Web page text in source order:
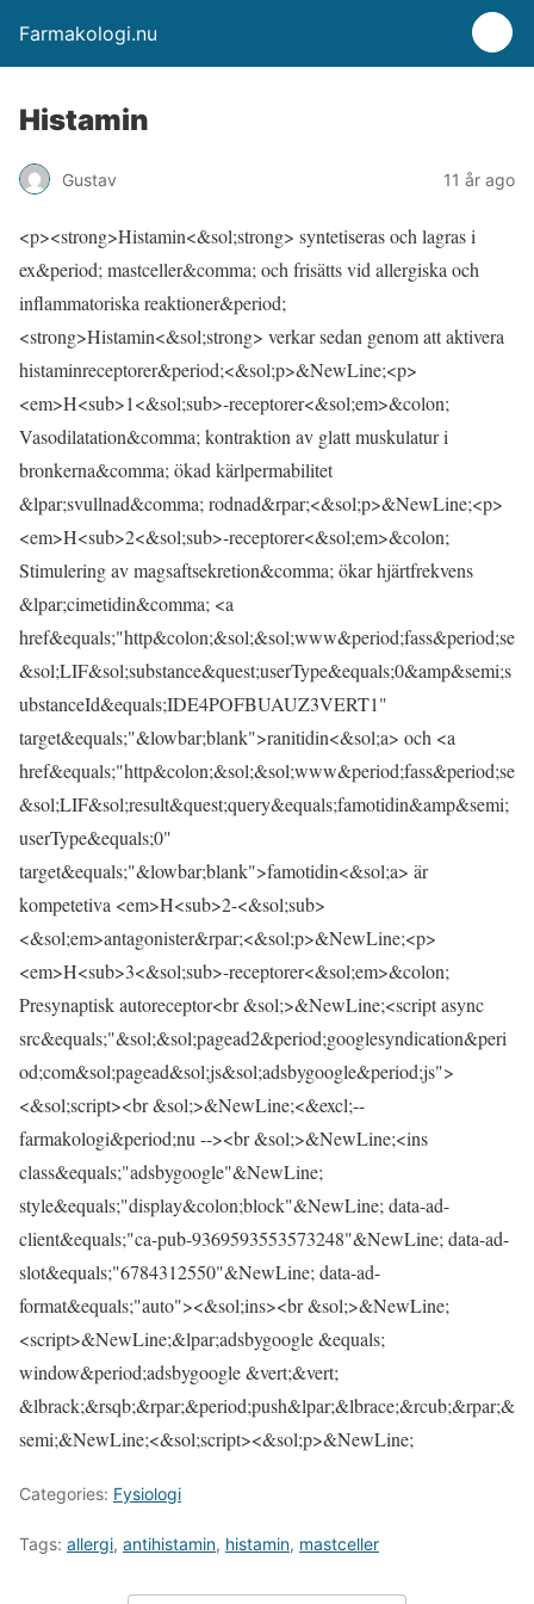
Farmakologi.nu
Histamin
Gustav 11 år ago
<p><strong>Histamin<&sol;strong> syntetiseras och lagras i
ex&period; mastceller&comma; och frisätts vid allergiska och
inflammatoriska reaktioner&period;
<strong>Histamin<&sol;strong> verkar sedan genom att aktivera
histaminreceptorer&period;<&sol;p>&NewLine;<p>
<em>H<sub>1<&sol;sub>-receptorer<&sol;em>&colon;
Vasodilatation&comma; kontraktion av glatt muskulatur i
bronkerna&comma; ökad kärlpermabilitet
&lpar;svullnad&comma; rodnad&rpar;<&sol;p>&NewLine;<p>
<em>H<sub>2<&sol;sub>-receptorer<&sol;em>&colon;
Stimulering av magsaftsekretion&comma; ökar hjärtfrekvens
&lpar;cimetidin&comma; <a
href&equals;"http&colon;&sol;&sol;www&period;fass&period;se
&sol;LIF&sol;substance&quest;userType&equals;0&amp&semi;s
ubstanceId&equals;IDE4POFBUAUZ3VERT1"
target&equals;"&lowbar;blank">ranitidin<&sol;a> och <a
href&equals;"http&colon;&sol;&sol;www&period;fass&period;se
&sol;LIF&sol;result&quest;query&equals;famotidin&amp&semi;
userType&equals;0"
target&equals;"&lowbar;blank">famotidin<&sol;a> är
kompetetiva <em>H<sub>2-<&sol;sub>
<&sol;em>antagonister&rpar;<&sol;p>&NewLine;<p>
<em>H<sub>3<&sol;sub>-receptorer<&sol;em>&colon;
Presynaptisk autoreceptor<br &sol;>&NewLine;<script async
src&equals;"&sol;&sol;pagead2&period;googlesyndication&peri
od;com&sol;pagead&sol;js&sol;adsbygoogle&period;js">
<&sol;script><br &sol;>&NewLine;<&excl;--
farmakologi&period;nu --><br &sol;>&NewLine;<ins
class&equals;"adsbygoogle"&NewLine;
style&equals;"display&colon;block"&NewLine; data-ad-
client&equals;"ca-pub-9369593553573248"&NewLine; data-ad-
slot&equals;"6784312550"&NewLine; data-ad-
format&equals;"auto"><&sol;ins><br &sol;>&NewLine;
<script>&NewLine;&lpar;adsbygoogle &equals;
window&period;adsbygoogle &vert;&vert;
&lbrack;&rsqb;&rpar;&period;push&lpar;&lbrace;&rcub;&rpar;&
semi;&NewLine;<&sol;script><&sol;p>&NewLine;
Categories: Fysiologi
Tags: allergi, antihistamin, histamin, mastceller